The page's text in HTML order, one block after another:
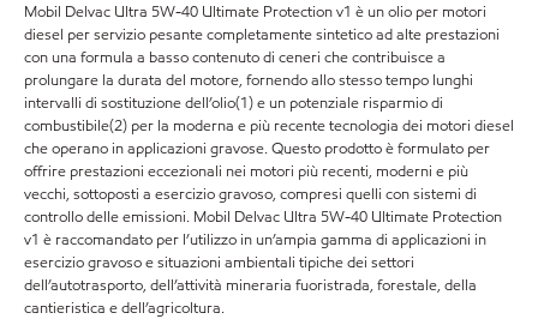
Mobil Delvac Ultra 5W-40 Ultimate Protection v1 è un olio per motori
diesel per servizio pesante completamente sintetico ad alte prestazioni
con una formula a basso contenuto di ceneri che contribuisce a
prolungare la durata del motore, fornendo allo stesso tempo lunghi
intervalli di sostituzione dell’olio(1) e un potenziale risparmio di
combustibile(2) per la moderna e più recente tecnologia dei motori diesel
che operano in applicazioni gravose. Questo prodotto è formulato per
offrire prestazioni eccezionali nei motori più recenti, moderni e più
vecchi, sottoposti a esercizio gravoso, compresi quelli con sistemi di
controllo delle emissioni. Mobil Delvac Ultra 5W-40 Ultimate Protection
v1 è raccomandato per l’utilizzo in un’ampia gamma di applicazioni in
esercizio gravoso e situazioni ambientali tipiche dei settori
dell’autotrasporto, dell’attività mineraria fuoristrada, forestale, della
cantieristica e dell’agricoltura.